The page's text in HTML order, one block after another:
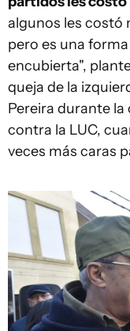
algunos les costó
pero es una
encubierta",
queja de la
Pereira durante
contra la LUC,
veces más caras